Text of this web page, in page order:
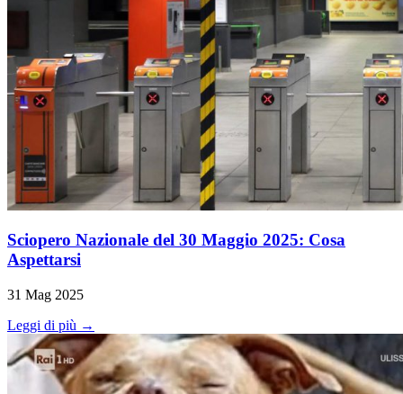
Sciopero Nazionale del 30 Maggio 2025: Cosa
Aspettarsi
31 Mag 2025
Leggi di più →